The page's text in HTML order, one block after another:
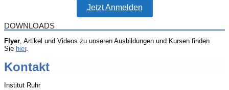
Jetzt Anmelden
DOWNLOADS
Flyer, Artikel und Videos zu unseren Ausbildungen und Kursen finden
Sie hier.
Kontakt
Institut Ruhr